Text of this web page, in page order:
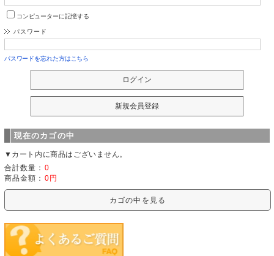
コンピューターに記憶する
パスワード
パスワードを忘れた方はこちら
現在のカゴの中
▼カート内に商品はございません。
合計数量： 0
商品金額： 0円
カゴの中を見る